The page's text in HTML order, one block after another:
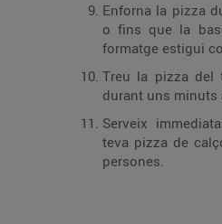
Enforna la pizza
o fins que la
formatge estigui
Treu la pizza del
durant uns minuts
Serveix
teva pizza de
persones.